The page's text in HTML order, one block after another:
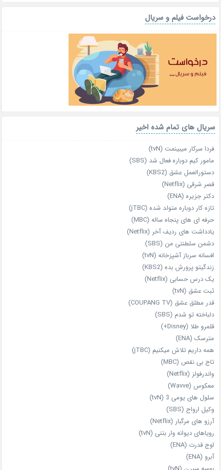
درخواست فیلم و سریال
سریال های تمام شده اخیر
فردا سرکار میبینمت (tvN)
مامور کیم دوباره فعال شد (SBS)
دستورالعمل عشق (KBS2)
قصر شرقی (Netflix)
دکتر جزیره (ENA)
تازه‌ کار دوباره‌ متولد شده (jTBC)
حرفه‌ ای‌ های پنجاه‌ ساله (MBC)
یادداشت‌ های ردیف آخر (Netflix)
دشمن سلطنتی من (SBS)
افسانه سرباز آشپزخانه (tvN)
زندگیتو پرورش بده (KBS2)
یک درس حسابی (Netflix)
ثبت عشق (tvN)
قدر مطلق عشق (COUPANG TV)
دلباخته تو شدم (SBS)
قلمرو طلا (Disney+)
مترسک (ENA)
همه داریم تلاش میکنیم (jTBC)
تاج بی‌ نقص (MBC)
واندرفولز (Netflix)
معکوس (Wavve)
سلول های یومی 3 (tvN)
وکیل ارواح (SBS)
آرزو های مرگبار (Netflix)
رویاهای دیوانه‌ وار بتنی (tvN)
اوج قدرت (ENA)
آبرو (ENA)